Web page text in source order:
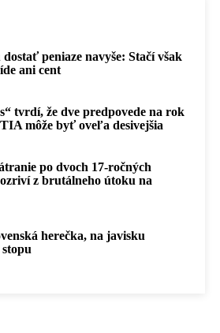
peniaze navyše: Stačí však
ani cent
tvrdí, že dve predpovede na rok
môže byť oveľa desivejšia
po dvoch 17-ročných
z brutálneho útoku na
herečka, na javisku